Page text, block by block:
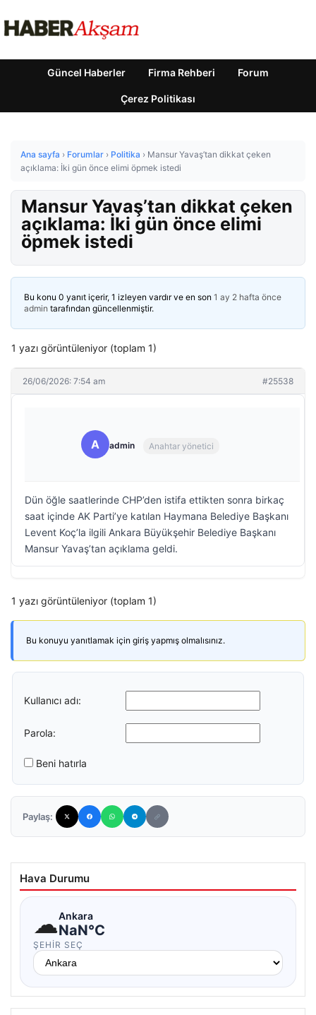
Güncel Haberler Firma Rehberi Forum
Çerez Politikası
Ana sayfa › Forumlar › Politika › Mansur Yavaş’tan dikkat çeken
açıklama: İki gün önce elimi öpmek istedi
Mansur Yavaş’tan dikkat çeken
açıklama: İki gün önce elimi
öpmek istedi
Bu konu 0 yanıt içerir, 1 izleyen vardır ve en son 1 ay 2 hafta önce
admin tarafından güncellenmiştir.
1 yazı görüntüleniyor (toplam 1)
26/06/2026: 7:54 am #25538
A admin Anahtar yönetici
Dün öğle saatlerinde CHP’den istifa ettikten sonra birkaç
saat içinde AK Parti’ye katılan Haymana Belediye Başkanı
Levent Koç’la ilgili Ankara Büyükşehir Belediye Başkanı
Mansur Yavaş’tan açıklama geldi.
1 yazı görüntüleniyor (toplam 1)
Bu konuyu yanıtlamak için giriş yapmış olmalısınız.
Kullanıcı adı:
Parola:
Beni hatırla
Paylaş:
Hava Durumu
☁Ankara
NaN°C
ŞEHIR SEÇ